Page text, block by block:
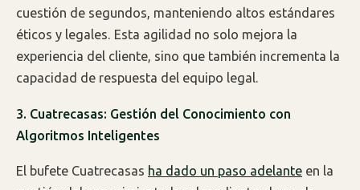
cuestión de segundos, manteniendo altos estándares
éticos y legales. Esta agilidad no solo mejora la
experiencia del cliente, sino que también incrementa la
capacidad de respuesta del equipo legal.
3. Cuatrecasas: Gestión del Conocimiento con
Algoritmos Inteligentes
El bufete Cuatrecasas ha dado un paso adelante en la